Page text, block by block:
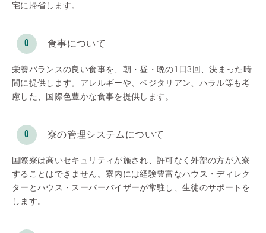
宅に帰省します。
食事について
栄養バランスの良い食事を、朝・昼・晩の1日3回、決まった時
間に提供します。アレルギーや、ベジタリアン、ハラル等も考
慮した、国際色豊かな食事を提供します。
寮の管理システムについて
国際寮は高いセキュリティが施され、許可なく外部の方が入寮
することはできません。寮内には経験豊富なハウス・ディレク
ターとハウス・スーパーバイザーが常駐し、生徒のサポートを
します。